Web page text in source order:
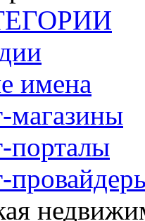
имена
магазины
порталы